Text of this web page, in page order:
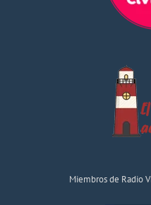
Miembros de Radio